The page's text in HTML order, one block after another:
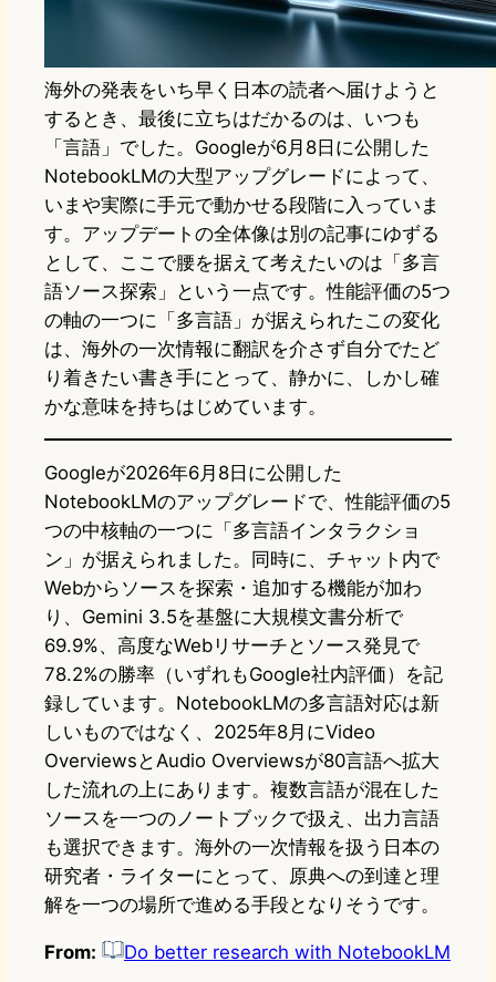
海外の発表をいち早く日本の読者へ届けようと
するとき、最後に立ちはだかるのは、いつも
「言語」でした。Googleが6月8日に公開した
NotebookLMの大型アップグレードによって、
いまや実際に手元で動かせる段階に入っていま
す。アップデートの全体像は別の記事にゆずる
として、ここで腰を据えて考えたいのは「多言
語ソース探索」という一点です。性能評価の5つ
の軸の一つに「多言語」が据えられたこの変化
は、海外の一次情報に翻訳を介さず自分でたど
り着きたい書き手にとって、静かに、しかし確
かな意味を持ちはじめています。
Googleが2026年6月8日に公開した
NotebookLMのアップグレードで、性能評価の5
つの中核軸の一つに「多言語インタラクショ
ン」が据えられました。同時に、チャット内で
Webからソースを探索・追加する機能が加わ
り、Gemini 3.5を基盤に大規模文書分析で
69.9%、高度なWebリサーチとソース発見で
78.2%の勝率（いずれもGoogle社内評価）を記
録しています。NotebookLMの多言語対応は新
しいものではなく、2025年8月にVideo
OverviewsとAudio Overviewsが80言語へ拡大
した流れの上にあります。複数言語が混在した
ソースを一つのノートブックで扱え、出力言語
も選択できます。海外の一次情報を扱う日本の
研究者・ライターにとって、原典への到達と理
解を一つの場所で進める手段となりそうです。
From: Do better research with NotebookLM